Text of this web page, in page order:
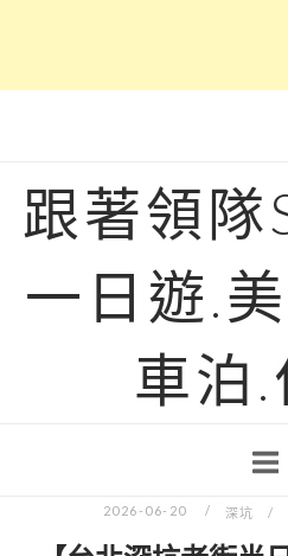
跟著領隊
一日遊.
車泊.
2026-06-20 深坑